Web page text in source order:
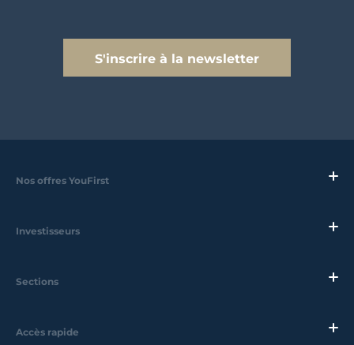
S'inscrire à la newsletter
Nos offres YouFirst
Investisseurs
Sections
Accès rapide